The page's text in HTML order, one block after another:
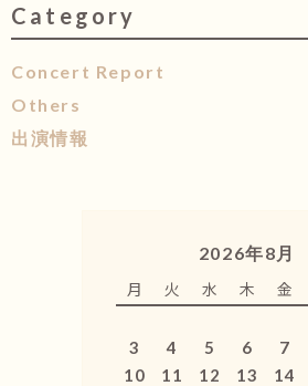
Category
カテゴリー
Concert Report
Others
出演情報
2026年8月
月 火 水 木 金
3
4 5 6 7
10
11 12 13 14